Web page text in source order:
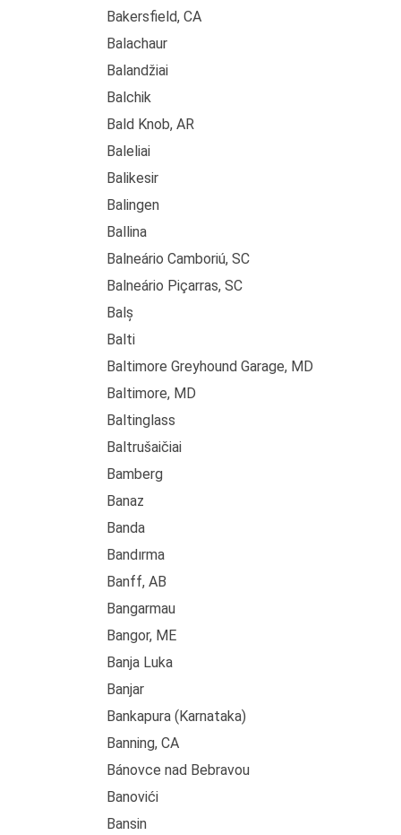
Bakersfield, CA
Balachaur
Balandžiai
Balchik
Bald Knob, AR
Baleliai
Balikesir
Balingen
Ballina
Balneário Camboriú, SC
Balneário Piçarras, SC
Balș
Balti
Baltimore Greyhound Garage, MD
Baltimore, MD
Baltinglass
Baltrušaičiai
Bamberg
Banaz
Banda
Bandırma
Banff, AB
Bangarmau
Bangor, ME
Banja Luka
Banjar
Bankapura (Karnataka)
Banning, CA
Bánovce nad Bebravou
Banovići
Bansin